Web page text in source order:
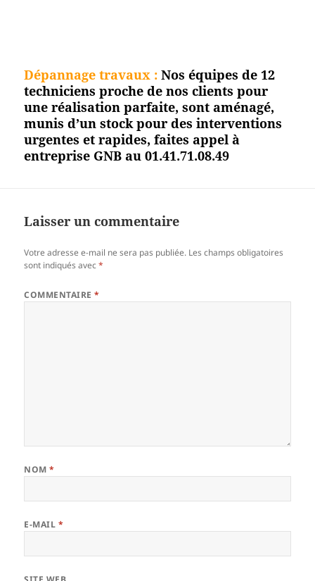
Dépannage travaux : Nos équipes de 12
techniciens proche de nos clients pour
une réalisation parfaite, sont aménagé,
munis d’un stock pour des interventions
urgentes et rapides, faites appel à
entreprise GNB au 01.41.71.08.49
Laisser un commentaire
Votre adresse e-mail ne sera pas publiée. Les champs obligatoires
sont indiqués avec*
COMMENTAIRE*
NOM*
E-MAIL *